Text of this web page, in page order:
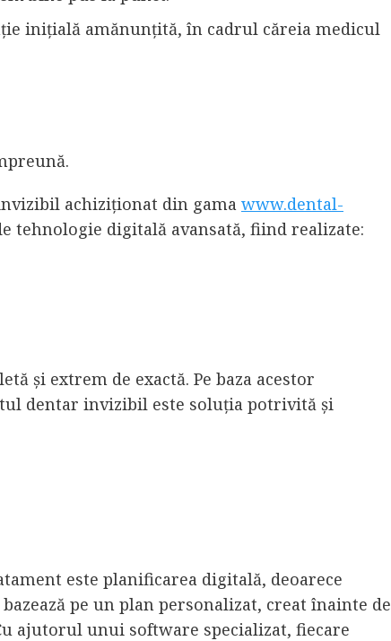
inițială amănunțită, în cadrul căreia medicul
achiziționat din gama www.dental-
tehnologie digitală avansată, fiind realizate:
și extrem de exactă. Pe baza acestor
dentar invizibil este soluția potrivită și
este planificarea digitală, deoarece
pe un plan personalizat, creat înainte de
ajutorul unui software specializat, fiecare